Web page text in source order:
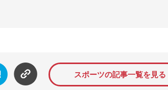
スポーツの記事一覧を見る